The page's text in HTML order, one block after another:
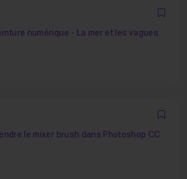
numérique - La mer et les vagues
le mixer brush dans Photoshop CC